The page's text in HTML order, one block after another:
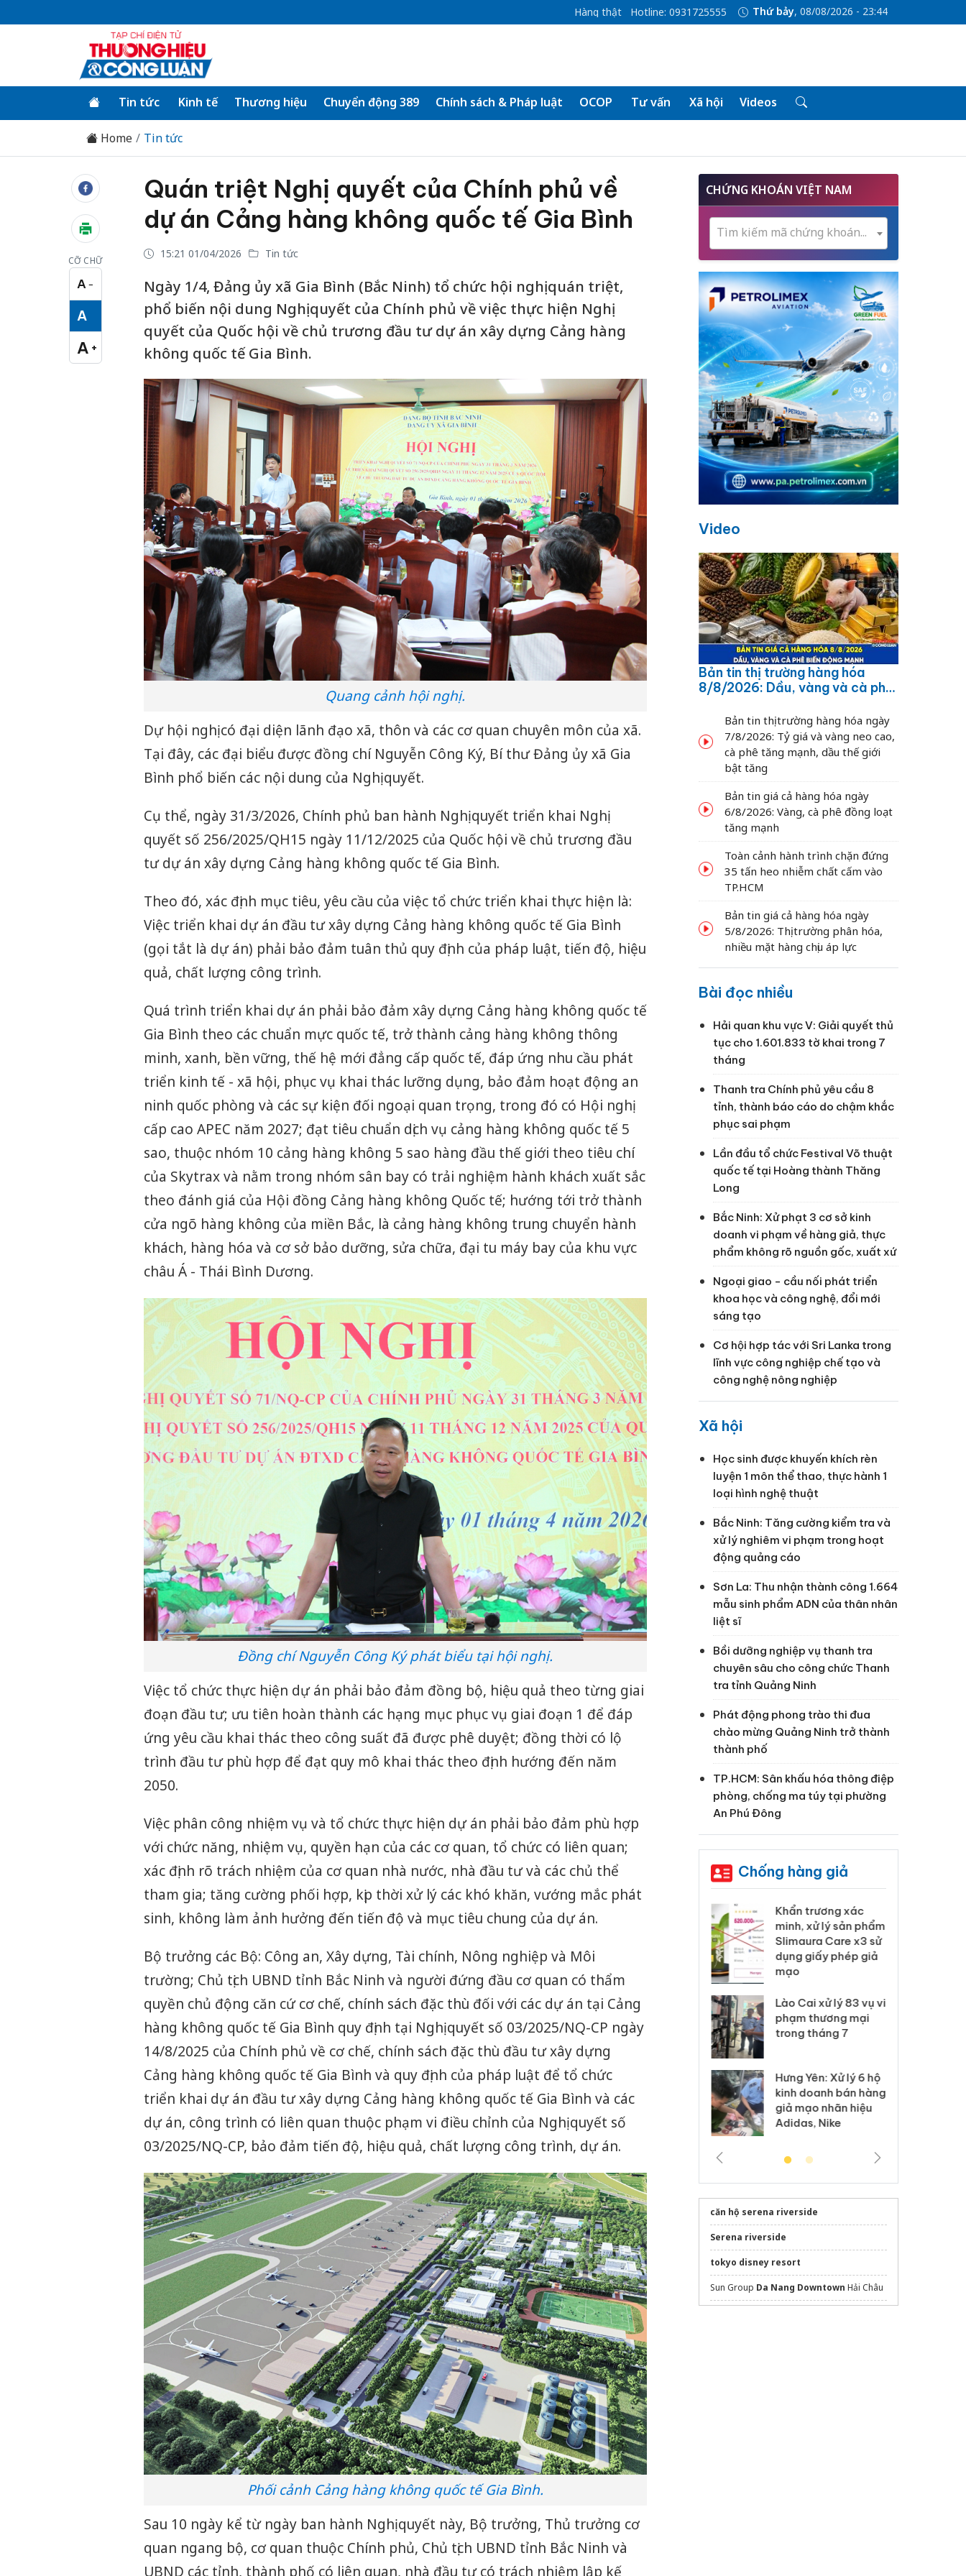
Hàng thật Hotline: 0931725555 Thứ bảy, 08/08/2026 - 23:44
Tin tức Kinh tế Thương hiệu Chuyển động 389 Chính sách & Pháp luật OCOP Tư vấn Xã hội Videos
Home Tin tức
CỠ CHỮ
A −
Cỡ chữ nhỏ
A
Cỡ chữ vừa
A +
Cỡ chữ lớn
Quán triệt Nghị quyết của Chính phủ về
dự án Cảng hàng không quốc tế Gia Bình
15:21 01/04/2026 Tin tức
Ngày 1/4, Đảng ủy xã Gia Bình (Bắc Ninh) tổ chức hội nghị quán triệt,
phổ biến nội dung Nghị quyết của Chính phủ về việc thực hiện Nghị
quyết của Quốc hội về chủ trương đầu tư dự án xây dựng Cảng hàng
không quốc tế Gia Bình.
Quang cảnh hội nghị.
Dự hội nghị có đại diện lãnh đạo xã, thôn và các cơ quan chuyên môn của xã.
Tại đây, các đại biểu được đồng chí Nguyễn Công Ký, Bí thư Đảng ủy xã Gia
Bình phổ biến các nội dung của Nghị quyết.
Cụ thể, ngày 31/3/2026, Chính phủ ban hành Nghị quyết triển khai Nghị
quyết số 256/2025/QH15 ngày 11/12/2025 của Quốc hội về chủ trương đầu
tư dự án xây dựng Cảng hàng không quốc tế Gia Bình.
Theo đó, xác định mục tiêu, yêu cầu của việc tổ chức triển khai thực hiện là:
Việc triển khai dự án đầu tư xây dựng Cảng hàng không quốc tế Gia Bình
(gọi tắt là dự án) phải bảo đảm tuân thủ quy định của pháp luật, tiến độ, hiệu
quả, chất lượng công trình.
Quá trình triển khai dự án phải bảo đảm xây dựng Cảng hàng không quốc tế
Gia Bình theo các chuẩn mực quốc tế, trở thành cảng hàng không thông
minh, xanh, bền vững, thế hệ mới đẳng cấp quốc tế, đáp ứng nhu cầu phát
triển kinh tế - xã hội, phục vụ khai thác lưỡng dụng, bảo đảm hoạt động an
ninh quốc phòng và các sự kiện đối ngoại quan trọng, trong đó có Hội nghị
cấp cao APEC năm 2027; đạt tiêu chuẩn dịch vụ cảng hàng không quốc tế 5
sao, thuộc nhóm 10 cảng hàng không 5 sao hàng đầu thế giới theo tiêu chí
của Skytrax và nằm trong nhóm sân bay có trải nghiệm hành khách xuất sắc
theo đánh giá của Hội đồng Cảng hàng không Quốc tế; hướng tới trở thành
cửa ngõ hàng không của miền Bắc, là cảng hàng không trung chuyển hành
khách, hàng hóa và cơ sở bảo dưỡng, sửa chữa, đại tu máy bay của khu vực
châu Á - Thái Bình Dương.
Đồng chí Nguyễn Công Ký phát biểu tại hội nghị.
Việc tổ chức thực hiện dự án phải bảo đảm đồng bộ, hiệu quả theo từng giai
đoạn đầu tư; ưu tiên hoàn thành các hạng mục phục vụ giai đoạn 1 để đáp
ứng yêu cầu khai thác theo công suất đã được phê duyệt; đồng thời có lộ
trình đầu tư phù hợp để đạt quy mô khai thác theo định hướng đến năm
2050.
Việc phân công nhiệm vụ và tổ chức thực hiện dự án phải bảo đảm phù hợp
với chức năng, nhiệm vụ, quyền hạn của các cơ quan, tổ chức có liên quan;
xác định rõ trách nhiệm của cơ quan nhà nước, nhà đầu tư và các chủ thể
tham gia; tăng cường phối hợp, kịp thời xử lý các khó khăn, vướng mắc phát
sinh, không làm ảnh hưởng đến tiến độ và mục tiêu chung của dự án.
Bộ trưởng các Bộ: Công an, Xây dựng, Tài chính, Nông nghiệp và Môi
trường; Chủ tịch UBND tỉnh Bắc Ninh và người đứng đầu cơ quan có thẩm
quyền chủ động căn cứ cơ chế, chính sách đặc thù đối với các dự án tại Cảng
hàng không quốc tế Gia Bình quy định tại Nghị quyết số 03/2025/NQ-CP ngày
14/8/2025 của Chính phủ về cơ chế, chính sách đặc thù đầu tư xây dựng
Cảng hàng không quốc tế Gia Bình và quy định của pháp luật để tổ chức
triển khai dự án đầu tư xây dựng Cảng hàng không quốc tế Gia Bình và các
dự án, công trình có liên quan thuộc phạm vi điều chỉnh của Nghị quyết số
03/2025/NQ-CP, bảo đảm tiến độ, hiệu quả, chất lượng công trình, dự án.
Phối cảnh Cảng hàng không quốc tế Gia Bình.
Sau 10 ngày kể từ ngày ban hành Nghị quyết này, Bộ trưởng, Thủ trưởng cơ
quan ngang bộ, cơ quan thuộc Chính phủ, Chủ tịch UBND tỉnh Bắc Ninh và
UBND các tỉnh, thành phố có liên quan, nhà đầu tư có trách nhiệm lập kế
CHỨNG KHOÁN VIỆT NAM
Tìm kiếm mã chứng khoán...
Video
Bản tin thị trường hàng hóa
8/8/2026: Dầu, vàng và cà phê
Bản tin thị trường hàng hóa ngày
7/8/2026: Tỷ giá và vàng neo cao,
cà phê tăng mạnh, dầu thế giới
bật tăng
Bản tin giá cả hàng hóa ngày
6/8/2026: Vàng, cà phê đồng loạt
tăng mạnh
Toàn cảnh hành trình chặn đứng
35 tấn heo nhiễm chất cấm vào
TP.HCM
Bản tin giá cả hàng hóa ngày
5/8/2026: Thị trường phân hóa,
nhiều mặt hàng chịu áp lực
Bài đọc nhiều
Hải quan khu vực V: Giải quyết thủ
tục cho 1.601.833 tờ khai trong 7
tháng
Thanh tra Chính phủ yêu cầu 8
tỉnh, thành báo cáo do chậm khắc
phục sai phạm
Lần đầu tổ chức Festival Võ thuật
quốc tế tại Hoàng thành Thăng
Long
Bắc Ninh: Xử phạt 3 cơ sở kinh
doanh vi phạm về hàng giả, thực
phẩm không rõ nguồn gốc, xuất xứ
Ngoại giao - cầu nối phát triển
khoa học và công nghệ, đổi mới
sáng tạo
Cơ hội hợp tác với Sri Lanka trong
lĩnh vực công nghiệp chế tạo và
công nghệ nông nghiệp
Xã hội
Học sinh được khuyến khích rèn
luyện 1 môn thể thao, thực hành 1
loại hình nghệ thuật
Bắc Ninh: Tăng cường kiểm tra và
xử lý nghiêm vi phạm trong hoạt
động quảng cáo
Sơn La: Thu nhận thành công 1.664
mẫu sinh phẩm ADN của thân nhân
liệt sĩ
Bồi dưỡng nghiệp vụ thanh tra
chuyên sâu cho công chức Thanh
tra tỉnh Quảng Ninh
Phát động phong trào thi đua
chào mừng Quảng Ninh trở thành
thành phố
TP.HCM: Sân khấu hóa thông điệp
phòng, chống ma túy tại phường
An Phú Đông
Chống hàng giả
kinh doanh
Công an Thanh Hóa
án sản xuất, buôn
bán yến sào giả
Thanh Hóa: Tìm bị
hại trong vụ án buôn
Moyuum giả
Khẩn trương xác
minh, xử lý sản phẩm
Slimaura Care x3 sử
dụng giấy phép giả
mạo
Lào Cai xử lý 83 vụ vi
phạm thương mại
trong tháng 7
Hưng Yên: Xử lý 6 hộ
kinh doanh bán hàng
giả mạo nhãn hiệu
Adidas, Nike
căn hộ serena riverside
Serena riverside
tokyo disney resort
Sun Group Da Nang Downtown Hải Châu